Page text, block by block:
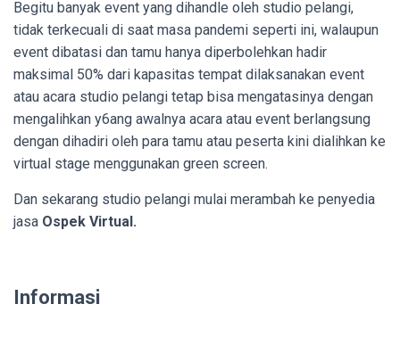
Begitu banyak event yang dihandle oleh studio pelangi,
tidak terkecuali di saat masa pandemi seperti ini, walaupun
event dibatasi dan tamu hanya diperbolehkan hadir
maksimal 50% dari kapasitas tempat dilaksanakan event
atau acara studio pelangi tetap bisa mengatasinya dengan
mengalihkan y6ang awalnya acara atau event berlangsung
dengan dihadiri oleh para tamu atau peserta kini dialihkan ke
virtual stage menggunakan green screen.
Dan sekarang studio pelangi mulai merambah ke penyedia
jasa Ospek Virtual.
Informasi